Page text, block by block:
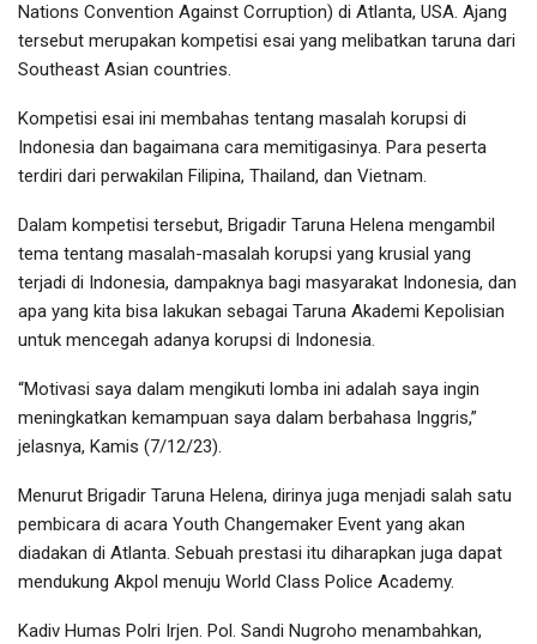
Nations Convention Against Corruption) di Atlanta, USA. Ajang
tersebut merupakan kompetisi esai yang melibatkan taruna dari
Southeast Asian countries.
Kompetisi esai ini membahas tentang masalah korupsi di
Indonesia dan bagaimana cara memitigasinya. Para peserta
terdiri dari perwakilan Filipina, Thailand, dan Vietnam.
Dalam kompetisi tersebut, Brigadir Taruna Helena mengambil
tema tentang masalah-masalah korupsi yang krusial yang
terjadi di Indonesia, dampaknya bagi masyarakat Indonesia, dan
apa yang kita bisa lakukan sebagai Taruna Akademi Kepolisian
untuk mencegah adanya korupsi di Indonesia.
“Motivasi saya dalam mengikuti lomba ini adalah saya ingin
meningkatkan kemampuan saya dalam berbahasa Inggris,”
jelasnya, Kamis (7/12/23).
Menurut Brigadir Taruna Helena, dirinya juga menjadi salah satu
pembicara di acara Youth Changemaker Event yang akan
diadakan di Atlanta. Sebuah prestasi itu diharapkan juga dapat
mendukung Akpol menuju World Class Police Academy.
Kadiv Humas Polri Irjen. Pol. Sandi Nugroho menambahkan,